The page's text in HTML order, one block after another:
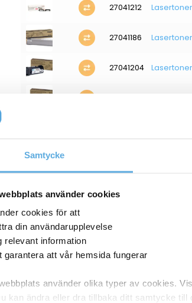
Samtycke
använder cookies
cookies för att
din användarupplevelse
relevant information
garantera att vår hemsida fungerar
använder olika typer av cookies.
kan ändra eller dra tillbaka ditt samtycke till
27041212 Lasertoner
27041186
27041204 Lasertoner